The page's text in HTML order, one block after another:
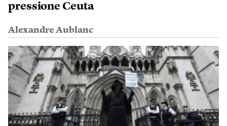
pressione Ceuta
Alexandre Aublanc